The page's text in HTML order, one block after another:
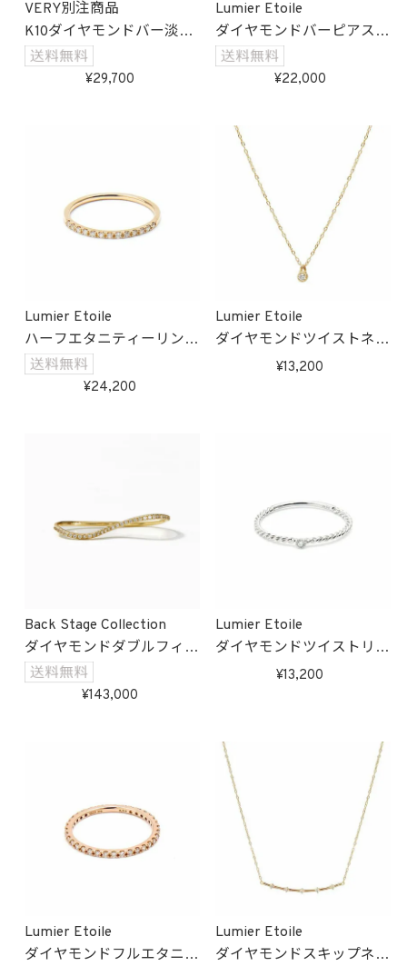
VERY別注商品
K10ダイヤモンドバー淡水
パールキャッチピアス
29,700
Lumier Etoile
ダイヤモンドバーピアス
(ゴールド)
22,000
Lumier Etoile
ハーフエタニティーリング
(ゴールド)
24,200
Lumier Etoile
ダイヤモンドツイストネッ
クレス(ゴールド)
13,200
Back Stage Collection
ダイヤモンドダブルフィン
ガーリング/K10
受注生産 143,000
Lumier Etoile
ダイヤモンドツイストリン
グ(ホワイトゴールド)
13,200
Lumier Etoile
ダイヤモンドフルエタニテ
Lumier Etoile
ダイヤモンドスキップネッ